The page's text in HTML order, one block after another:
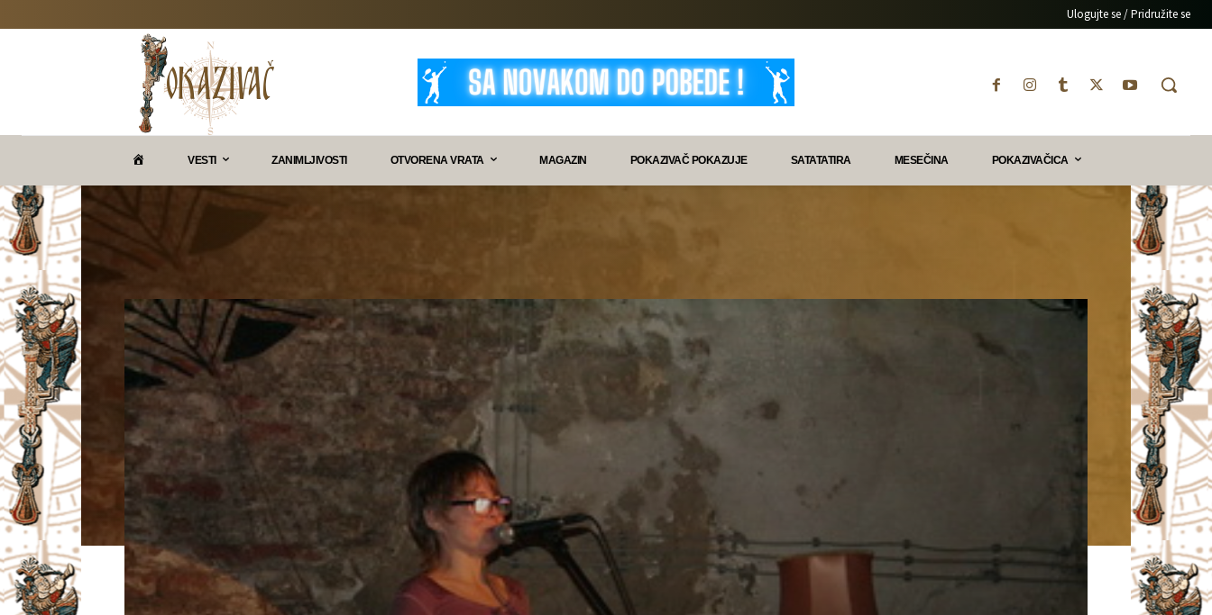
Ulogujte se / Pridružite se
Z
Č
VESTI ZANIMLJIVOSTI OTVORENA VRATA MAGAZIN POKAZIVAČ POKAZUJE SATATATIRA MESEČINA POKAZIVAČICA